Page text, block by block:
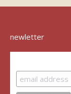
newletter